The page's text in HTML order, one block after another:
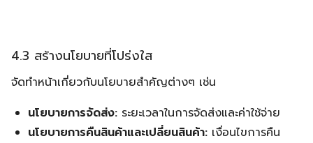
4.3 สร้างนโยบายที่โปร่งใส
จัดทำหน้าเกี่ยวกับนโยบายสำคัญต่างๆ เช่น
นโยบายการจัดส่ง: ระยะเวลาในการจัดส่งและค่าใช้จ่าย
นโยบายการคืนสินค้าและเปลี่ยนสินค้า: เงื่อนไขการคืน